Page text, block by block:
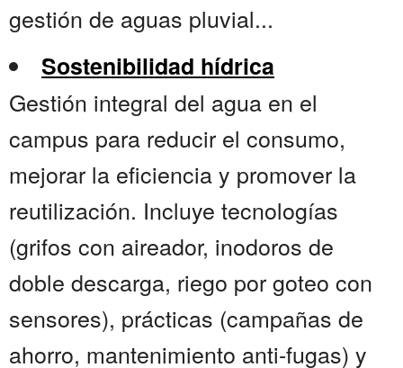
gestión de aguas pluvial...
Sostenibilidad hídrica
Gestión integral del agua en el
campus para reducir el consumo,
mejorar la eficiencia y promover la
reutilización. Incluye tecnologías
(grifos con aireador, inodoros de
doble descarga, riego por goteo con
sensores), prácticas (campañas de
ahorro, mantenimiento anti-fugas) y